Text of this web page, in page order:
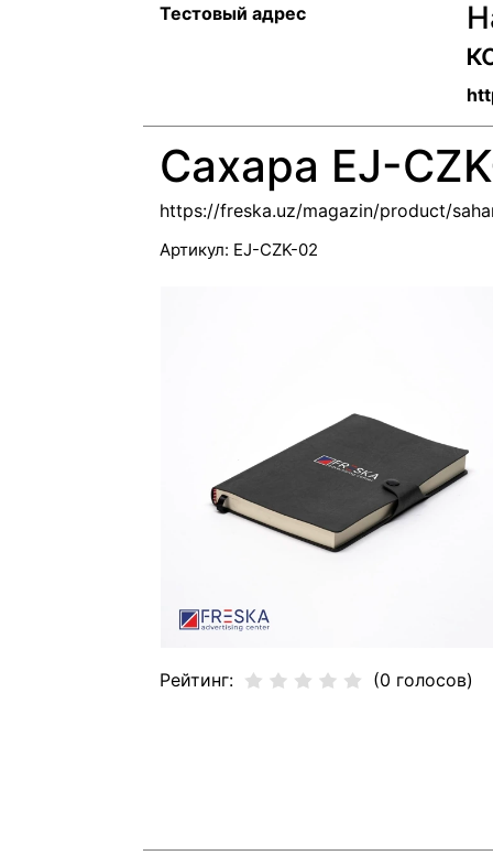
Тестовый адрес
Сахара EJ-
https://freska.uz/magazin/product/
Артикул: EJ-CZK-02
Рейтинг: (0 голосов)